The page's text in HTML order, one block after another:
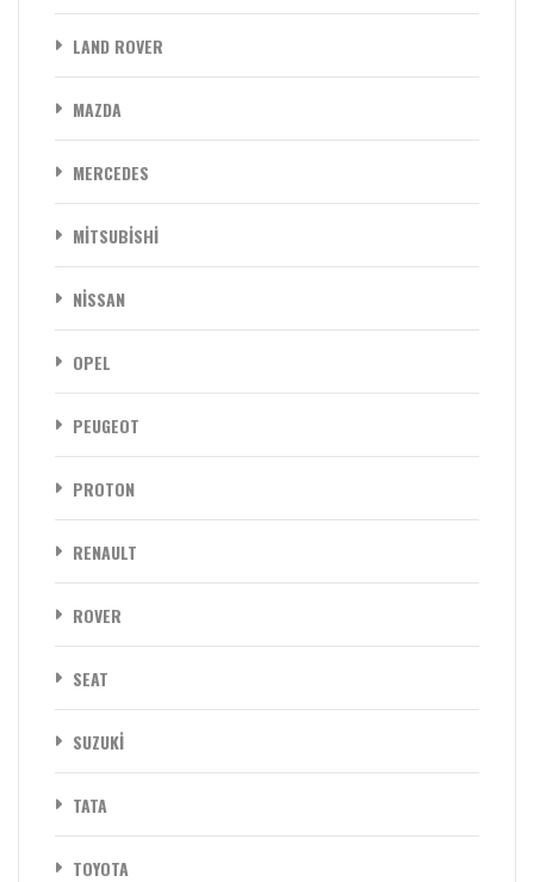
LAND ROVER
MAZDA
MERCEDES
MİTSUBİSHİ
NİSSAN
OPEL
PEUGEOT
PROTON
RENAULT
ROVER
SEAT
SUZUKİ
TATA
TOYOTA